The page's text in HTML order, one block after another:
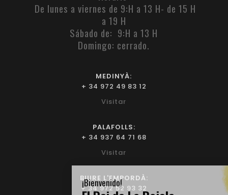
De lunes a viernes de 9:H a 13 H- de 15 H
a 19 H
Sábado de: 9:H a 13 H
Domingo: cerrado.
MEDINYÀ:
+ 34 972 49 83 12
Visitar
PALAFOLLS:
+ 34 937 64 71 68
Visitar
BIURE L'EMPORDÀ:
+ 34 972 52 93 32